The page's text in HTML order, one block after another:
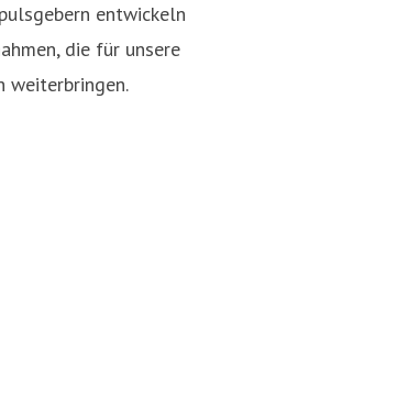
entwickeln
die für unsere
weiterbringen.